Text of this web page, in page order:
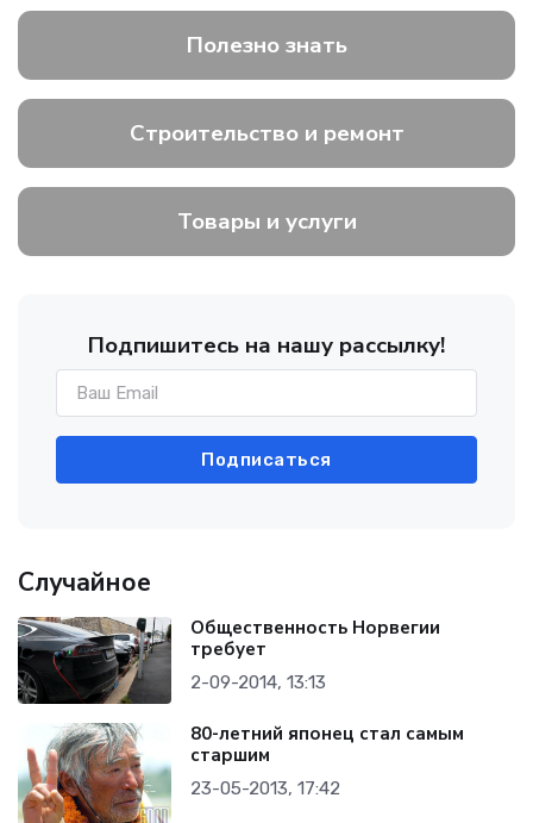
Полезно знать
Строительство и ремонт
Товары и услуги
Подпишитесь на нашу рассылку!
Подписаться
Случайное
Общественность Норвегии
требует
2-09-2014, 13:13
80-летний японец стал самым
старшим
23-05-2013, 17:42